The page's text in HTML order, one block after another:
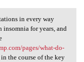
in every way
for years, and
pages/what-do-
in the course of the key